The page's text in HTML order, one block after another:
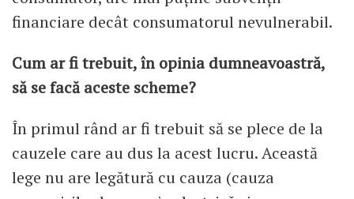
financiare decât consumatorul nevulnerabil.
Cum ar fi trebuit, în opinia dumneavoastră,
să se facă aceste scheme?
În primul rând ar fi trebuit să se plece de la
cauzele care au dus la acest lucru. Această
lege nu are legătură cu cauza (cauza